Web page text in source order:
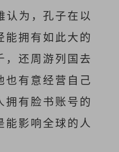
认为，孔子在以
能拥有如此大的
，还周游列国去
也有意经营自己
拥有脸书账号的
影响全球的人